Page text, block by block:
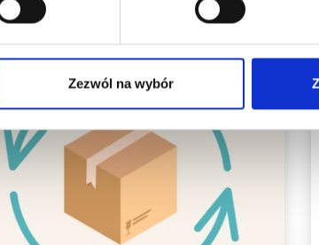
Zezwól na wybór